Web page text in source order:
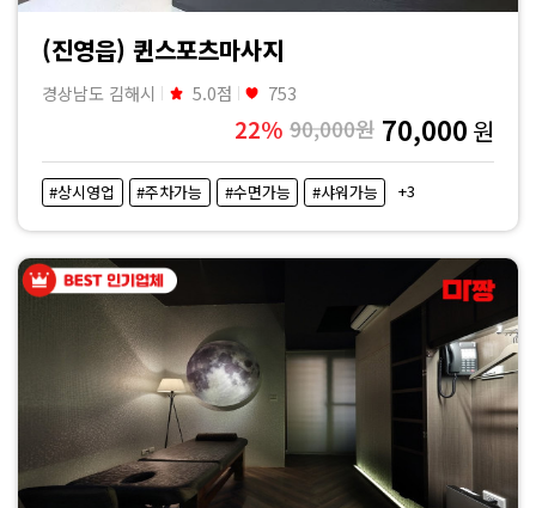
(진영읍) 퀸스포츠마사지
경상남도 김해시 5.0점 753
22% 90,000원 70,000 원
#상시영업 #주차가능 #수면가능 #샤워가능 +3